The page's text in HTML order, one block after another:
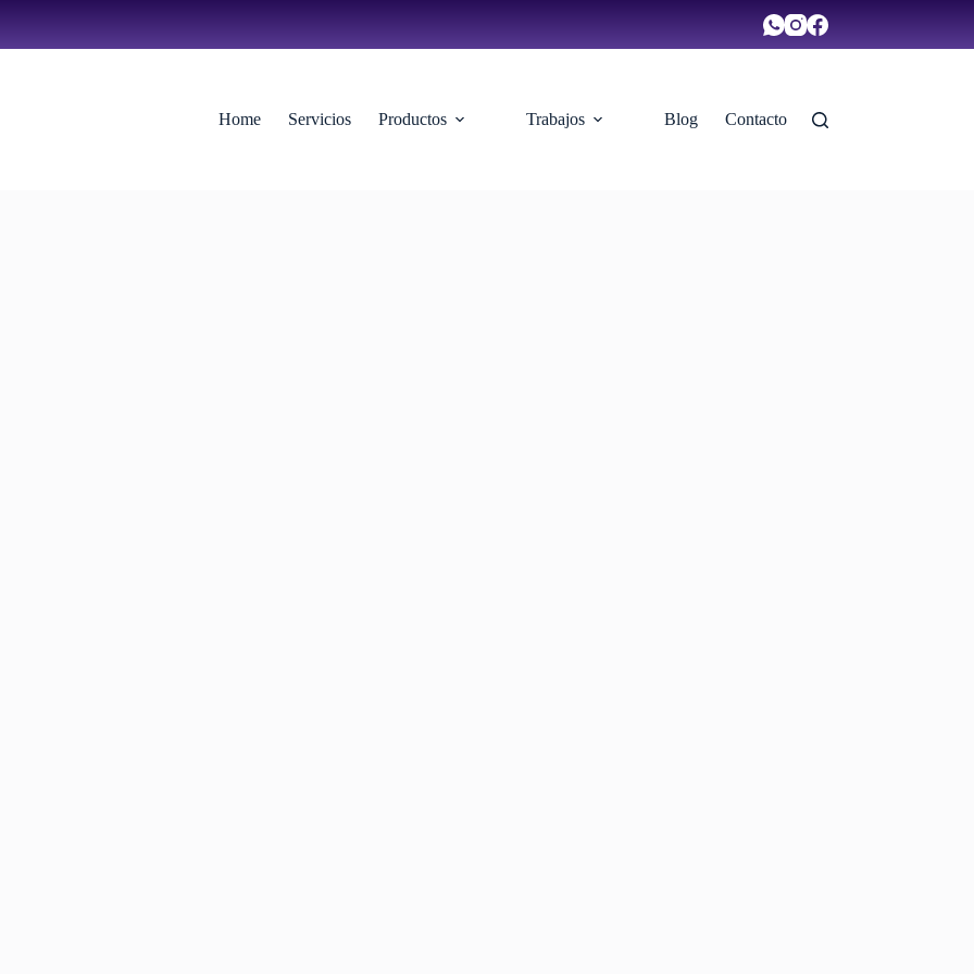
Home Servicios Productos Trabajos Blog Contacto